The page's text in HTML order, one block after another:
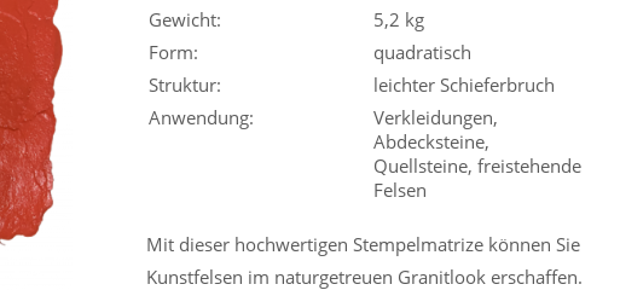
Gewicht:
5,2 kg
Form:
quadratisch
Struktur:
leichter Schieferbruch
Anwendung:
Verkleidungen,
Abdecksteine,
Quellsteine, freistehende
Felsen
Mit dieser hochwertigen Stempelmatrize können Sie
Kunstfelsen im naturgetreuen Granitlook erschaffen.